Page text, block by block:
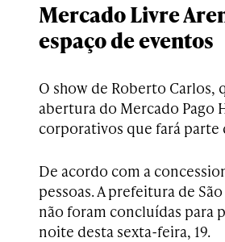
Mercado Livre
espaço de eventos
O show de Roberto Carlos,
abertura do Mercado Pago
corporativos que fará parte
De acordo com a
pessoas. A prefeitura de
não foram concluídas para
noite desta sexta-feira, 19.